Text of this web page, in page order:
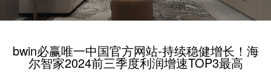
bwin必赢唯一中国官方网站-持续稳健增长！海
尔智家2024前三季度利润增速TOP3最高